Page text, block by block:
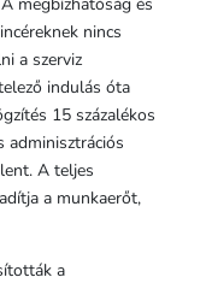
nincs
a szerviz
indulás óta
15 százalékos
adminisztrációs
A teljes
a munkaerőt,
a